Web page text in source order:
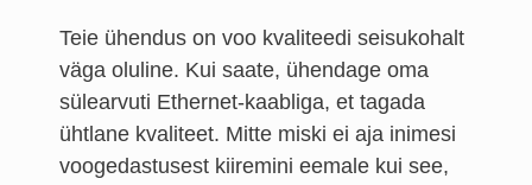
Teie ühendus on voo kvaliteedi seisukohalt
väga oluline. Kui saate, ühendage oma
sülearvuti Ethernet-kaabliga, et tagada
ühtlane kvaliteet. Mitte miski ei aja inimesi
voogedastusest kiiremini eemale kui see,